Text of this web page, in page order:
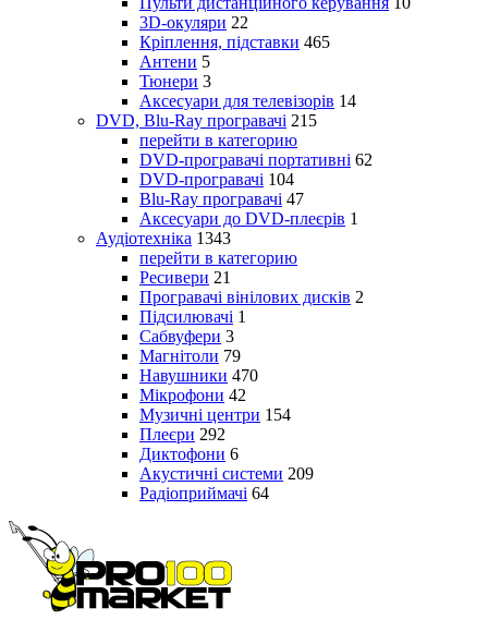
3D-окуляри 22
Кріплення, підставки 465
Антени 5
Тюнери 3
Аксесуари для телевізорів 14
DVD, Blu-Ray програвачі 215
перейти в категорию
DVD-програвачі портативні 62
DVD-програвачі 104
Blu-Ray програвачі 47
Аксесуари до DVD-плеєрів 1
Аудіотехніка 1343
перейти в категорию
Ресивери 21
Програвачі вінілових дисків 2
Підсилювачі 1
Сабвуфери 3
Магнітоли 79
Навушники 470
Мікрофони 42
Музичні центри 154
Плеєри 292
Диктофони 6
Акустичні системи 209
Радіоприймачі 64